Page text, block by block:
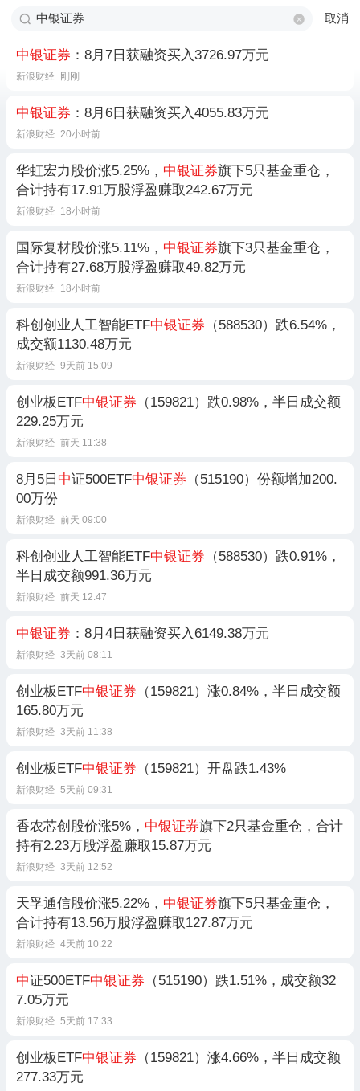
取消
中银证券 ：8月7日获融资买入3726.97万元
新浪财经 刚刚
中银证券 ：8月6日获融资买入4055.83万元
新浪财经 20小时前
华虹宏力股价涨5.25%， 中银证券旗下5只基金重仓，
合计持有17.91万股浮盈赚取242.67万元
新浪财经 18小时前
国际复材股价涨5.11%， 中银证券旗下3只基金重仓，
合计持有27.68万股浮盈赚取49.82万元
新浪财经 18小时前
科创创业人工智能ETF中银证券 （588530）跌6.54%，
成交额1130.48万元
新浪财经 9天前 15:09
创业板ETF中银证券 （159821）跌0.98%，半日成交额
229.25万元
新浪财经 前天 11:38
8月5日 中证500ETF中银证券 （515190）份额增加200.
00万份
新浪财经 前天 09:00
科创创业人工智能ETF中银证券 （588530）跌0.91%，
半日成交额991.36万元
新浪财经 前天 12:47
中银证券 ：8月4日获融资买入6149.38万元
新浪财经 3天前 08:11
创业板ETF中银证券 （159821）涨0.84%，半日成交额
165.80万元
新浪财经 3天前 11:38
创业板ETF中银证券 （159821）开盘跌1.43%
新浪财经 5天前 09:31
香农芯创股价涨5%， 中银证券旗下2只基金重仓，合计
持有2.23万股浮盈赚取15.87万元
新浪财经 3天前 12:52
天孚通信股价涨5.22%， 中银证券旗下5只基金重仓，
合计持有13.56万股浮盈赚取127.87万元
新浪财经 4天前 10:22
中证500ETF中银证券 （515190）跌1.51%，成交额32
7.05万元
新浪财经 5天前 17:33
创业板ETF中银证券 （159821）涨4.66%，半日成交额
277.33万元